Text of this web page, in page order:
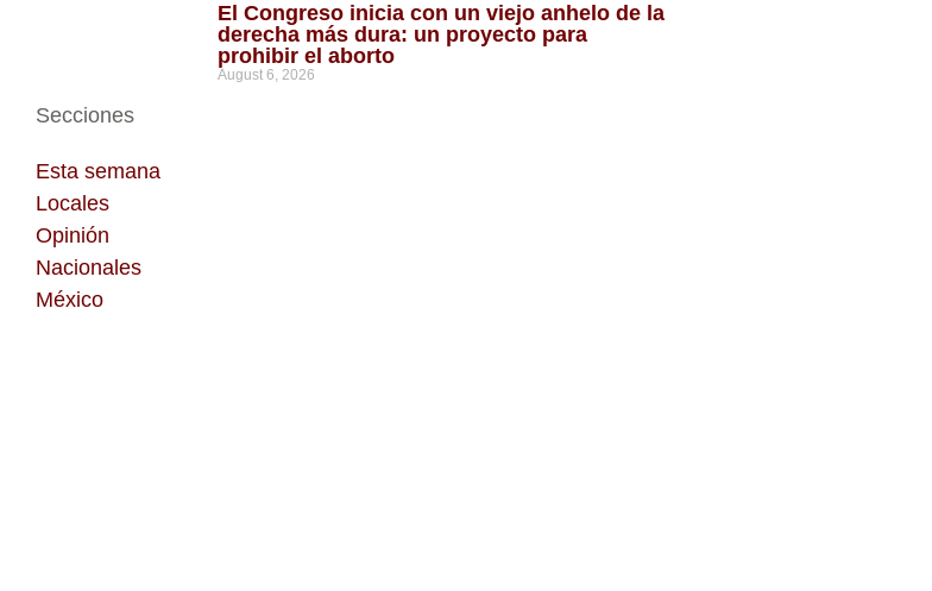
El Congreso inicia con un viejo anhelo de la
derecha más dura: un proyecto para
prohibir el aborto
August 6, 2026
Secciones
Esta semana
Locales
Opinión
Nacionales
México